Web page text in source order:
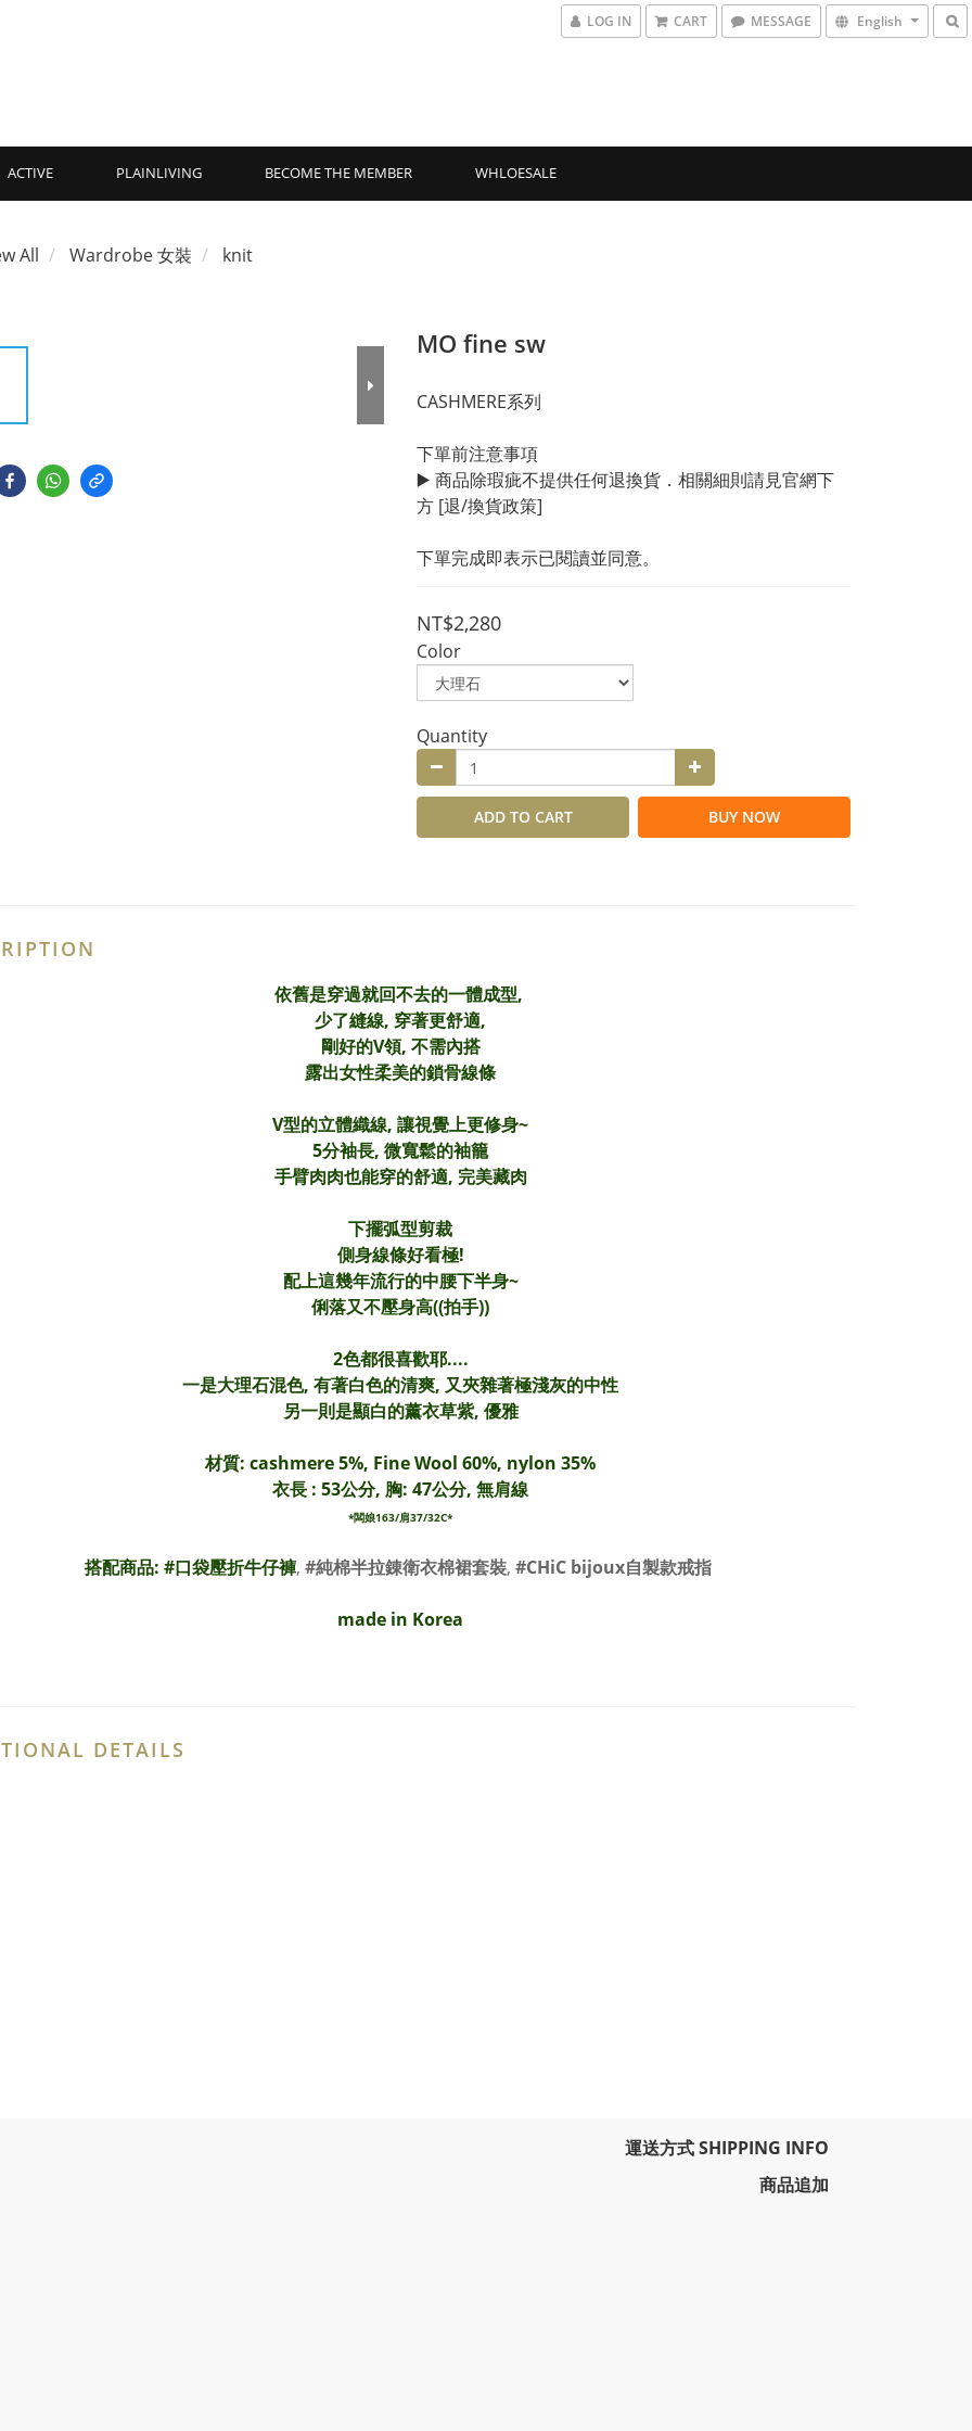
LOG IN CART MESSAGE English
ACTIVE PLAINLIVING BECOME THE MEMBER WHLOESALE
All Wardrobe 女裝 knit
MO fine sw
CASHMERE系列
下單前注意事項
▶️ 商品除瑕疵不提供任何退換貨．相關細則請見官網下
方 [退/換貨政策]
下單完成即表示已閱讀並同意。
NT$2,280
Color
Quantity
ADD TO CART BUY NOW
依舊是穿過就回不去的一體成型,
少了縫線, 穿著更舒適,
剛好的V領, 不需內搭
露出女性柔美的鎖骨線條
V型的立體織線, 讓視覺上更修身~
5分袖長, 微寬鬆的袖籠
手臂肉肉也能穿的舒適, 完美藏肉
下擺弧型剪裁
側身線條好看極!
配上這幾年流行的中腰下半身~
俐落又不壓身高((拍手))
2色都很喜歡耶....
一是大理石混色, 有著白色的清爽, 又夾雜著極淺灰的中性
另一則是顯白的薰衣草紫, 優雅
材質: cashmere 5%, Fine Wool 60%, nylon 35%
衣長 : 53公分, 胸: 47公分, 無肩線
*闆娘163/肩37/32C*
搭配商品: #口袋壓折牛仔褲, #純棉半拉錬衛衣棉裙套裝, #CHiC bijoux自製款戒指
made in Korea
DETAILS
運送方式 SHIPPING INFO
商品追加